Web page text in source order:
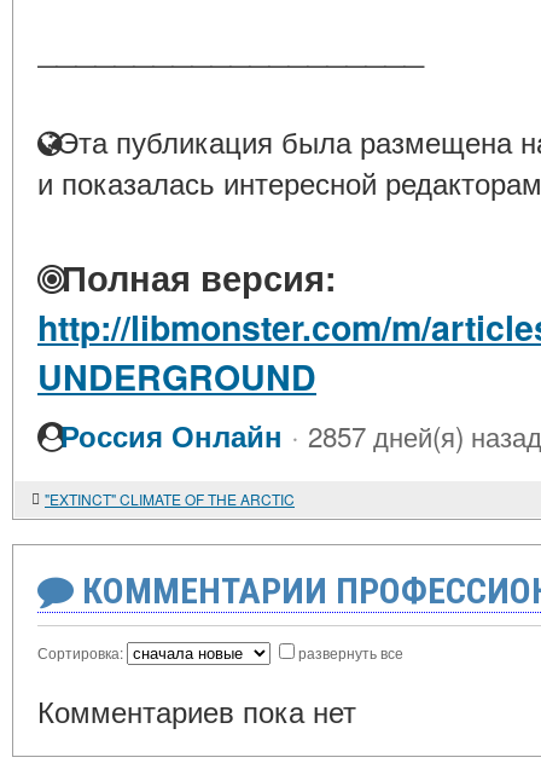
Эта публикация была размещена
и показалась интересной
Полная версия:
http://libmonster.com/m/
UNDERGROUND
Россия Онлайн · 2857 дней(я) назад
"EXTINCT" CLIMATE OF THE ARCTIC
КОММЕНТАРИИ
Сортировка: развернуть все
Комментариев пока нет